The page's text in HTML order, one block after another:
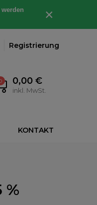
×
Registrierung
0,00 €
inkl. MwSt.
KONTAKT
%